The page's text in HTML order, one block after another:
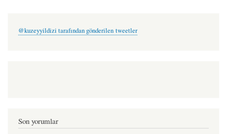
@kuzeyyildizi tarafından gönderilen tweetler
Son yorumlar